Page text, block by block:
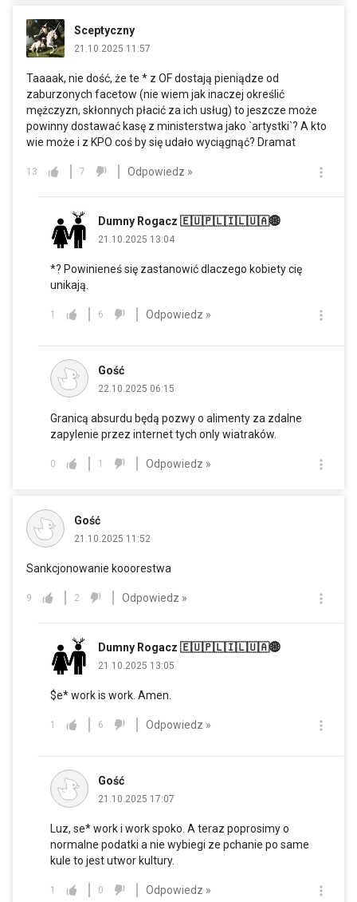
Sceptyczny
21.10.2025 11:57
Taaaak, nie dość, że te * z OF dostają pieniądze od
zaburzonych facetow (nie wiem jak inaczej określić
mężczyzn, skłonnych płacić za ich usług) to jeszcze może
powinny dostawać kasę z ministerstwa jako `artystki`? A kto
wie może i z KPO coś by się udało wyciągnąć? Dramat
13 7 Odpowiedz »
Dumny Rogacz 🇪🇺🇵🇱🇮🇱🇺🇦🌐
21.10.2025 13:04
*? Powinieneś się zastanowić dlaczego kobiety cię
unikają.
1 6 Odpowiedz »
Gość
22.10.2025 06:15
Granicą absurdu będą pozwy o alimenty za zdalne
zapylenie przez internet tych only wiatraków.
0 1 Odpowiedz »
Gość
21.10.2025 11:52
Sankcjonowanie kooorestwa
9 2 Odpowiedz »
Dumny Rogacz 🇪🇺🇵🇱🇮🇱🇺🇦🌐
21.10.2025 13:05
$e* work is work. Amen.
1 6 Odpowiedz »
Gość
21.10.2025 17:07
Luz, se* work i work spoko. A teraz poprosimy o
normalne podatki a nie wybiegi ze pchanie po same
kule to jest utwor kultury.
1 0 Odpowiedz »